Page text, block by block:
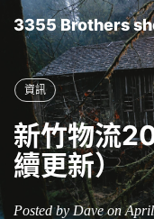
3355 Brothers
資訊
新竹物流
續更新）
Posted by Dave on